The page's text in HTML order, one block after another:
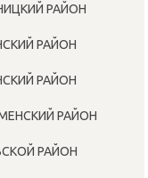
РАЙОН
РАЙОН
РАЙОН
РАЙОН
РАЙОН